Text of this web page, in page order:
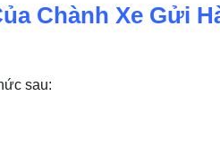
Chành Xe Gửi
sau: